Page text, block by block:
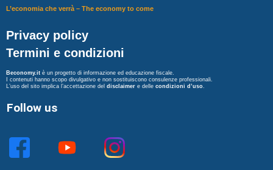
L’economia che verrà – The economy to come
Privacy policy
Termini e condizioni
Beconomy.it è un progetto di informazione ed educazione fiscale.
I contenuti hanno scopo divulgativo e non sostituiscono consulenze professionali.
L’uso del sito implica l’accettazione del disclaimer e delle condizioni d’uso
Follow us